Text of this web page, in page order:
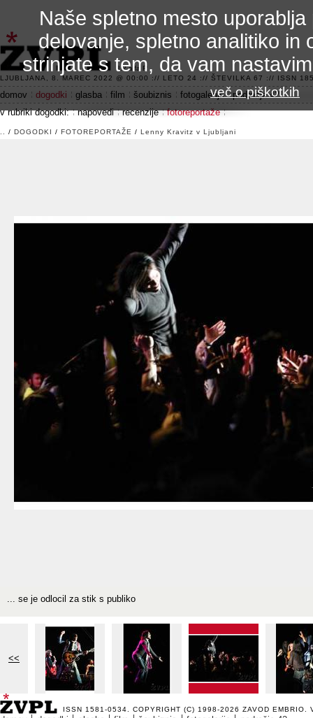
3.2 alfa R
LJUBLJANA, 8. MAREC 2022 @ 00:00 :// LETO 24 :// ŠTEVILKA 67 :// ISSN
domov dogodki glasba film šoubiznis fotogalerije
področje 42
v rubriki dogodki:
napovedi recenzije fotoreportaže
/ DOGODKI / FOTOREPORTAŽE / Lenny Kravitz v Ljubljani
... se je odlocil za stik s publiko
<<
ISSN 1581-0534. COPYRIGHT (C) 1998-2026 ZAVOD EMBRIO .
Naše spletno mesto
delovanje, spletno analitiko in
strinjate s tem, da vam
več o piškotkih